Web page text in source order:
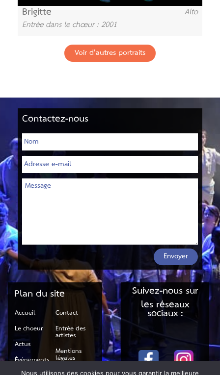
Brigitte
Alto
Entrée dans le chœur : 2001
Voir d'autres portraits
Plan du site
Accueil
Le choeur
Actus
Événements
Contact
Entrée des
artistes
Mentions
légales
Suivez-nous sur
les réseaux
sociaux :
Contactez-nous
Envoyer
Nous utilisons des cookies pour vous garantir la meilleure